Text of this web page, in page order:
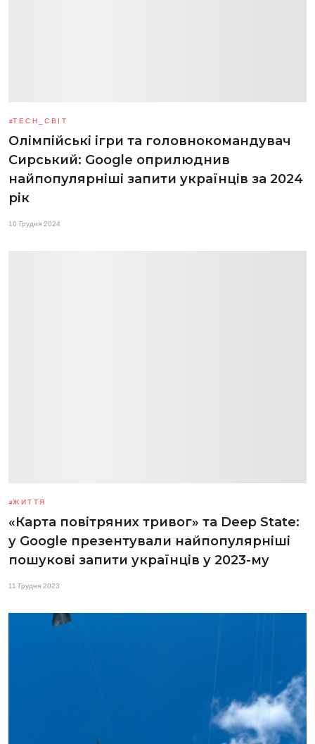
TECH_СВІТ
Олімпійські ігри та головнокомандувач
Сирський: Google оприлюднив
найпопулярніші запити українців за 2024
рік
10 Грудня 2024
ЖИТТЯ
«Карта повітряних тривог» та Deep State:
у Google презентували найпопулярніші
пошукові запити українців у 2023-му
11 Грудня 2023